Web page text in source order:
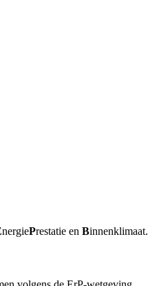
nergiePrestatie en Binnenklimaat.